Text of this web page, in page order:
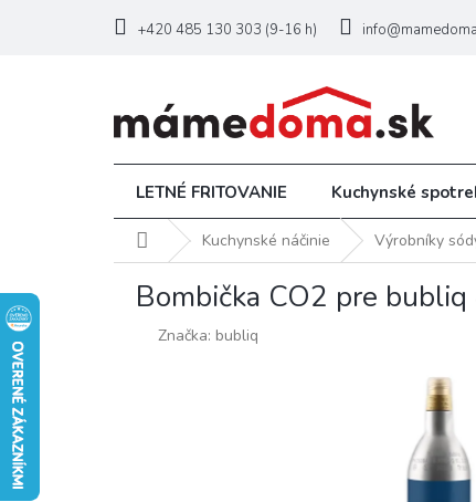
+420 485 130 303 (9-16 h)
LETNÉ FRITOVANIE Kuchynské
DomovKuchynské náčinie Výrobníky
Bombička CO2 pre
Značka: bubliq